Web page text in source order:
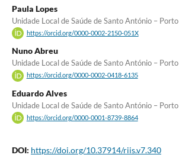
Paula Lopes
Unidade Local de Saúde de Santo António – Porto
https://orcid.org/0000-0002-2150-051X
Nuno Abreu
Unidade Local de Saúde de Santo António – Porto
https://orcid.org/0000-0002-0418-6135
Eduardo Alves
Unidade Local de Saúde de Santo António – Porto
https://orcid.org/0000-0001-8739-8864
DOI: https://doi.org/10.37914/riis.v7.340